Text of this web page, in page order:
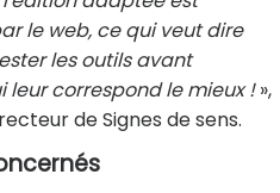
le web, ce qui veut dire
les outils avant
correspond le mieux !»,
de Signes de sens.